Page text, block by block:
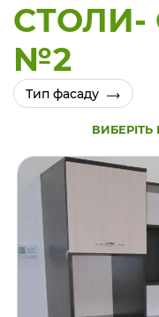
СТОЛИ-
№2
Тип фасаду
ВИБЕРІТЬ